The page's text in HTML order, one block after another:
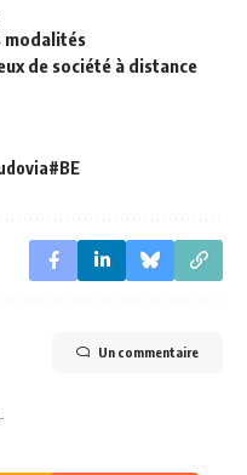
modalités
de société à distance
Un commentaire